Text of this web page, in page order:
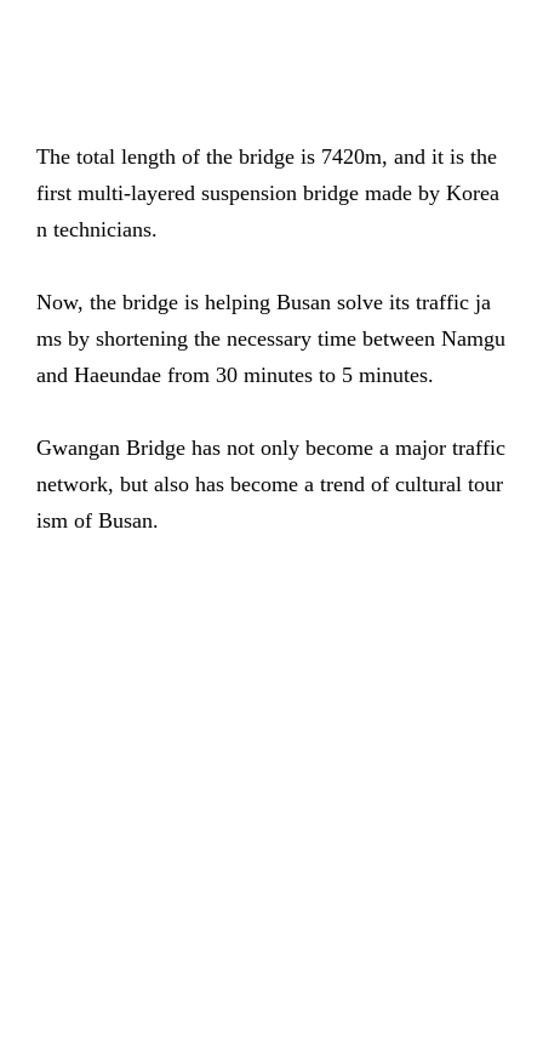
The total length of the bridge is 7420m, and it is the
first multi-layered suspension bridge made by Korea
n technicians.
Now, the bridge is helping Busan solve its traffic ja
ms by shortening the necessary time between Namgu
and Haeundae from 30 minutes to 5 minutes.
Gwangan Bridge has not only become a major traffic
network, but also has become a trend of cultural tour
ism of Busan.